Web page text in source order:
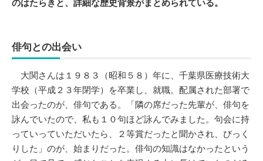
のはたらきと、詳細な歴史背景がまとめられている。
俳句との出会い
大関さんは１９８３（昭和５８）年に、千葉県医療技術大
学校（平成２３年閉学）を卒業し、就職。配属された部署で
出会ったのが、俳句である。「隣の席だった先輩が、俳句を
詠んでいたので、私も１０句ほど詠んでみました。句会に持
っていっていただいたら、２等賞だったと聞かされ、びっく
りした」のが、始まりだった。俳句の知識はなかったという